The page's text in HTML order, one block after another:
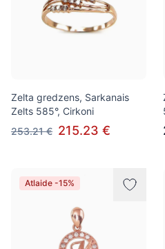
Zelta gredzens, Sarkanais
Zelts 585°, Cirkoni
253.21 € 215.23 €
Atlaide -15%